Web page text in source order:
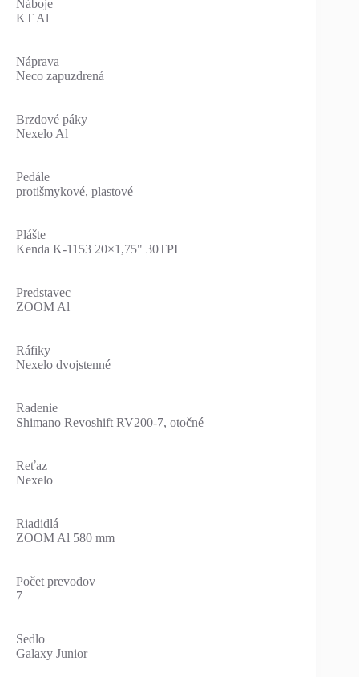
Náboje
KT Al
Náprava
Neco zapuzdrená
Brzdové páky
Nexelo Al
Pedále
protišmykové, plastové
Plášte
Kenda K-1153 20×1,75" 30TPI
Predstavec
ZOOM Al
Ráfiky
Nexelo dvojstenné
Radenie
Shimano Revoshift RV200-7, otočné
Reťaz
Nexelo
Riadidlá
ZOOM Al 580 mm
Počet prevodov
7
Sedlo
Galaxy Junior